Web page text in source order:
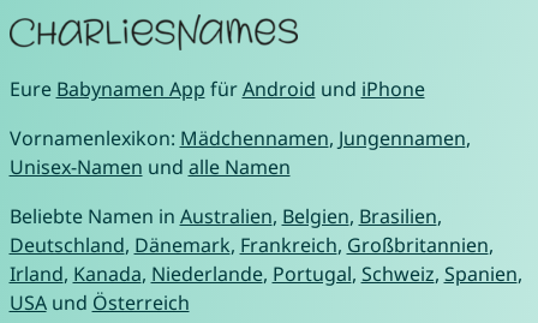
Eure Babynamen App fürAndroid und iPhone
Vornamenlexikon: Mädchennamen, Jungennamen,
Unisex-Namen und alle Namen
Beliebte Namen in Australien, Belgien, Brasilien,
Deutschland, Dänemark, Frankreich, Großbritannien,
Irland, Kanada, Niederlande, Portugal, Schweiz, Spanien,
USAund Österreich